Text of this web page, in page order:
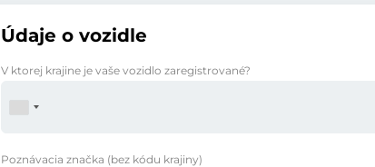
Údaje o vozidle
V ktorej krajine je vaše vozidlo zaregistrované?
Poznávacia značka (bez kódu krajiny)